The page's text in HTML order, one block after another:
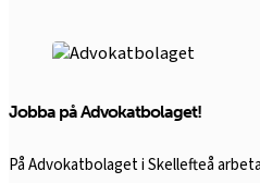
Jobba på Advokatbolaget!
På Advokatbolaget i Skellefteå